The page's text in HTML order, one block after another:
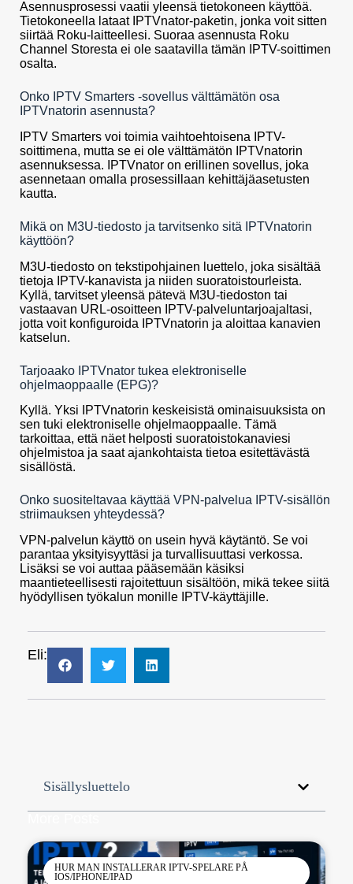
Asennusprosessi vaatii yleensä tietokoneen käyttöä.
Tietokoneella lataat IPTVnator-paketin, jonka voit sitten
siirtää Roku-laitteellesi. Suoraa asennusta Roku
Channel Storesta ei ole saatavilla tämän IPTV-soittimen
osalta.
Onko IPTV Smarters -sovellus välttämätön osa
IPTVnatorin asennusta?
IPTV Smarters voi toimia vaihtoehtoisena IPTV-
soittimena, mutta se ei ole välttämätön IPTVnatorin
asennuksessa. IPTVnator on erillinen sovellus, joka
asennetaan omalla prosessillaan kehittäjäasetusten
kautta.
Mikä on M3U-tiedosto ja tarvitsenko sitä IPTVnatorin
käyttöön?
M3U-tiedosto on tekstipohjainen luettelo, joka sisältää
tietoja IPTV-kanavista ja niiden suoratoistourleista.
Kyllä, tarvitset yleensä pätevä M3U-tiedoston tai
vastaavan URL-osoitteen IPTV-palveluntarjoajaltasi,
jotta voit konfiguroida IPTVnatorin ja aloittaa kanavien
katselun.
Tarjoaako IPTVnator tukea elektroniselle
ohjelmaoppaalle (EPG)?
Kyllä. Yksi IPTVnatorin keskeisistä ominaisuuksista on
sen tuki elektroniselle ohjelmaoppaalle. Tämä
tarkoittaa, että näet helposti suoratoistokanaviesi
ohjelmistoa ja saat ajankohtaista tietoa esitettävästä
sisällöstä.
Onko suositeltavaa käyttää VPN-palvelua IPTV-sisällön
striimauksen yhteydessä?
VPN-palvelun käyttö on usein hyvä käytäntö. Se voi
parantaa yksityisyyttäsi ja turvallisuuttasi verkossa.
Lisäksi se voi auttaa pääsemään käsiksi
maantieteellisesti rajoitettuun sisältöön, mikä tekee siitä
hyödyllisen työkalun monille IPTV-käyttäjille.
Eli:
Sisällysluettelo
HUR MAN INSTALLERAR IPTV-SPELARE PÅ
IOS/IPHONE/IPAD